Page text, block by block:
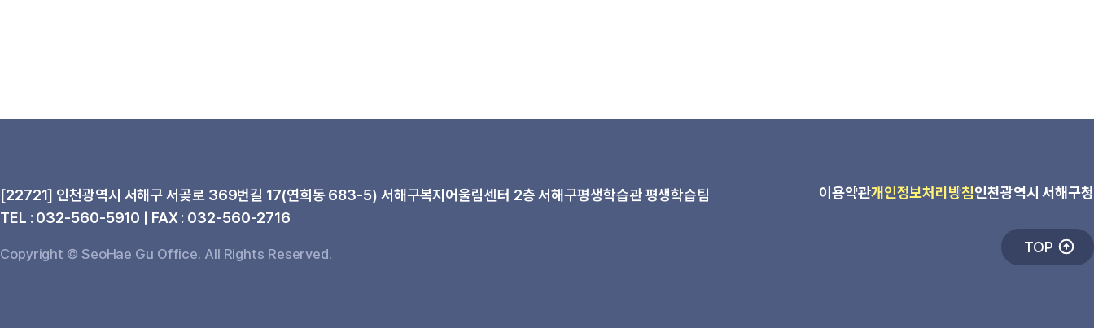
[22721] 인천광역시 서해구 서곶로 369번길 17(연희동 683-5) 서해구복지어울림센터 2층 서해구평생학습관 평생학습팀
TEL : 032-560-5910 | FAX : 032-560-2716
Copyright © SeoHae Gu Office. All Rights Reserved.
이용약관개인정보처리방침인천광역시 서해구청
TOP